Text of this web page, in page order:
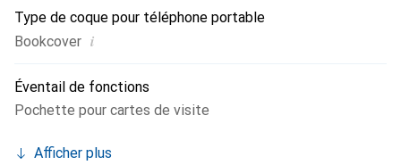
Type de coque pour téléphone portable
Bookcover i
Éventail de fonctions
Pochette pour cartes de visite
Afficher plus